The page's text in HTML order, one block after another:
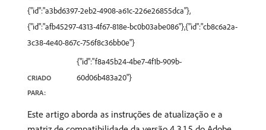
{"id":"a3bd6397-2eb2-4908-a61c-226e26855dca"},
{"id":"afb45297-4313-4f67-818e-bc0b03abe086"},{"id":"cb8c6a2a-
3c38-4e40-867c-756f8c36bb0e"}
CRIADO
PARA:
{"id":"f8a45b24-4be7-4f1b-909b-
60d06b483a20"}
Este artigo aborda as instruções de atualização e a